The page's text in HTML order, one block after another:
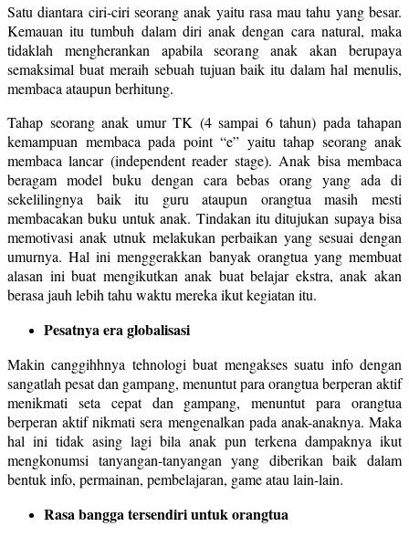
Satu diantara ciri-ciri seorang anak yaitu rasa mau tahu yang besar.
Kemauan itu tumbuh dalam diri anak dengan cara natural, maka
tidaklah mengherankan apabila seorang anak akan berupaya
semaksimal buat meraih sebuah tujuan baik itu dalam hal menulis,
membaca ataupun berhitung.
Tahap seorang anak umur TK (4 sampai 6 tahun) pada tahapan
kemampuan membaca pada point “e” yaitu tahap seorang anak
membaca lancar (independent reader stage). Anak bisa membaca
beragam model buku dengan cara bebas orang yang ada di
sekelilingnya baik itu guru ataupun orangtua masih mesti
membacakan buku untuk anak. Tindakan itu ditujukan supaya bisa
memotivasi anak utnuk melakukan perbaikan yang sesuai dengan
umurnya. Hal ini menggerakkan banyak orangtua yang membuat
alasan ini buat mengikutkan anak buat belajar ekstra, anak akan
berasa jauh lebih tahu waktu mereka ikut kegiatan itu.
Pesatnya era globalisasi
Makin canggihhnya tehnologi buat mengakses suatu info dengan
sangatlah pesat dan gampang, menuntut para orangtua berperan aktif
menikmati seta cepat dan gampang, menuntut para orangtua
berperan aktif nikmati sera mengenalkan pada anak-anaknya. Maka
hal ini tidak asing lagi bila anak pun terkena dampaknya ikut
mengkonumsi tanyangan-tanyangan yang diberikan baik dalam
bentuk info, permainan, pembelajaran, game atau lain-lain.
Rasa bangga tersendiri untuk orangtua